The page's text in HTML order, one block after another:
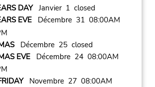
DAYJanvier 1 closed
EVEDécembre 31 08:00AM
Décembre 25 closed
EVEDécembre 24 08:00AM
Novembre 27 08:00AM